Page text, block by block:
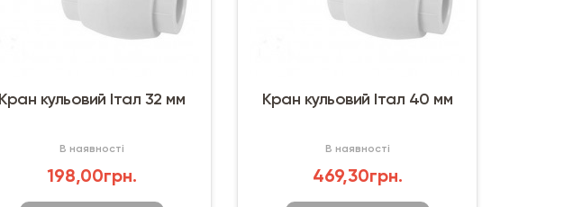
Кран кульовий Італ 32 мм
В наявності
198,00грн.
Кран кульовий Італ 40 мм
В наявності
469,30грн.